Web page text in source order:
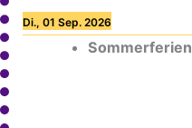
Di., 01 Sep. 2026
Sommerferien